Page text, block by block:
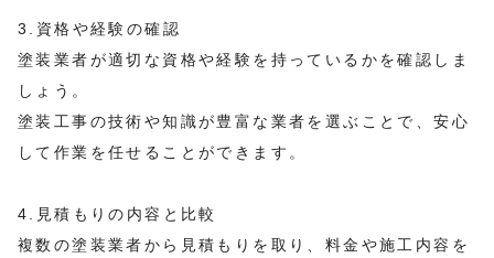
3.資格や経験の確認
塗装業者が適切な資格や経験を持っているかを確認しま
しょう。
塗装工事の技術や知識が豊富な業者を選ぶことで、安心
して作業を任せることができます。
4.見積もりの内容と比較
複数の塗装業者から見積もりを取り、料金や施工内容を